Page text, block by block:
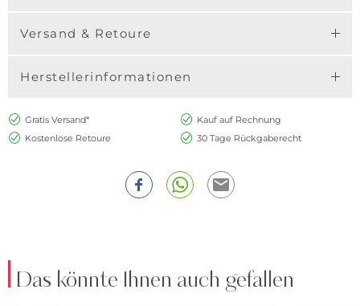
Versand & Retoure
Herstellerinformationen
Gratis Versand*
Kauf auf Rechnung
Kostenlose Retoure
30 Tage Rückgaberecht
Das könnte Ihnen auch gefallen